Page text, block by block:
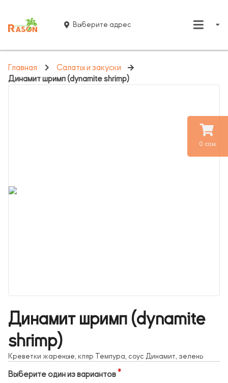
0 сом.
Выберите адрес
Главная
Салаты и закуски
Динамит шримп (dynamite shrimp)
Динамит шримп (dynamite
shrimp)
Креветки жареные, кляр Темпура, соус Динамит, зелень
Выберите один из вариантов